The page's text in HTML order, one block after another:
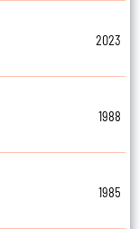
2023
1988
1985